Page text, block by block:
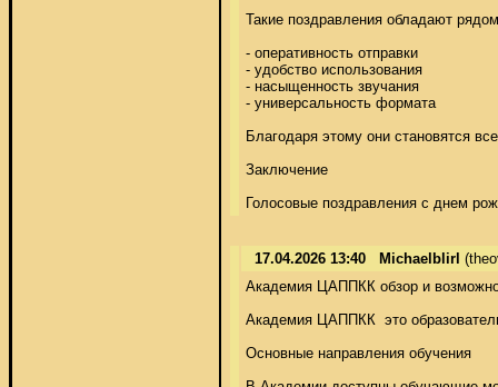
Такие поздравления обладают
- оперативность отправки
- удобство использования
- насыщенность звучания
- универсальность формата
Благодаря этому они становятся
Заключение
Голосовые поздравления с днем
17.04.2026 13:40 Michaelblirl
Академия ЦАППКК обзор и
Академия ЦАППКК  это
Основные направления обучения